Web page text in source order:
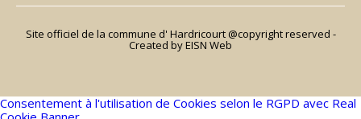
Site officiel de la commune d' Hardricourt @copyright reserved -
Created by EISN Web
Consentement à l'utilisation de Cookies selon le RGPD avec Real